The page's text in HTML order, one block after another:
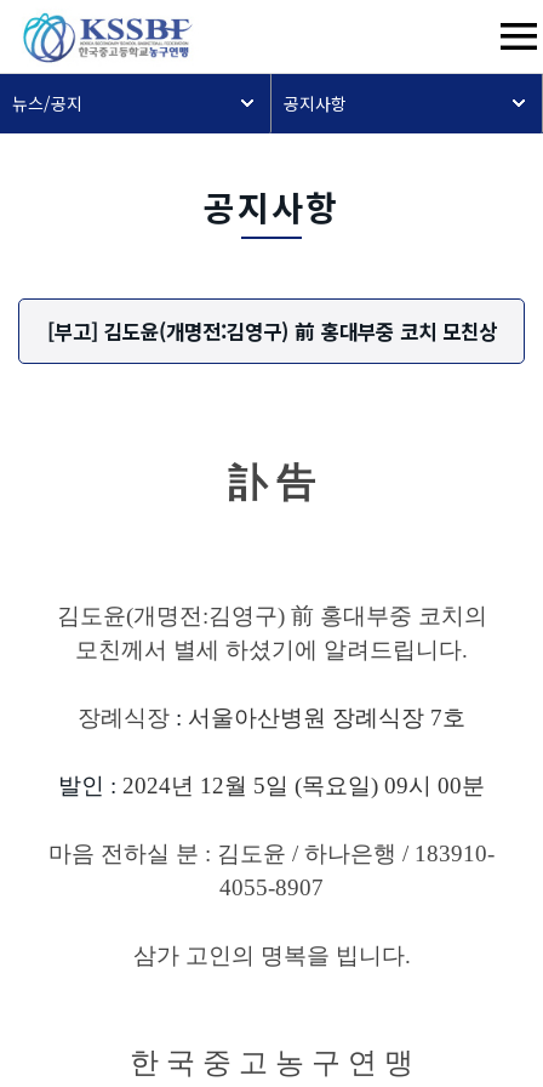
뉴스/공지 공지사항
공지사항
[부고] 김도윤(개명전:김영구) 前 홍대부중 코치 모친상
訃 告
김도윤(개명전:김영구) 前 홍대부중 코치의
모친께서 별세 하셨기에 알려드립니다.
장례식장 : 서울아산병원 장례식장 7호
발인 : 2024년 12월 5일 (목요일) 09시 00분
마음 전하실 분 : 김도윤 / 하나은행 / 183910-
4055-8907
삼가 고인의 명복을 빕니다.
한 국 중 고 농 구 연 맹